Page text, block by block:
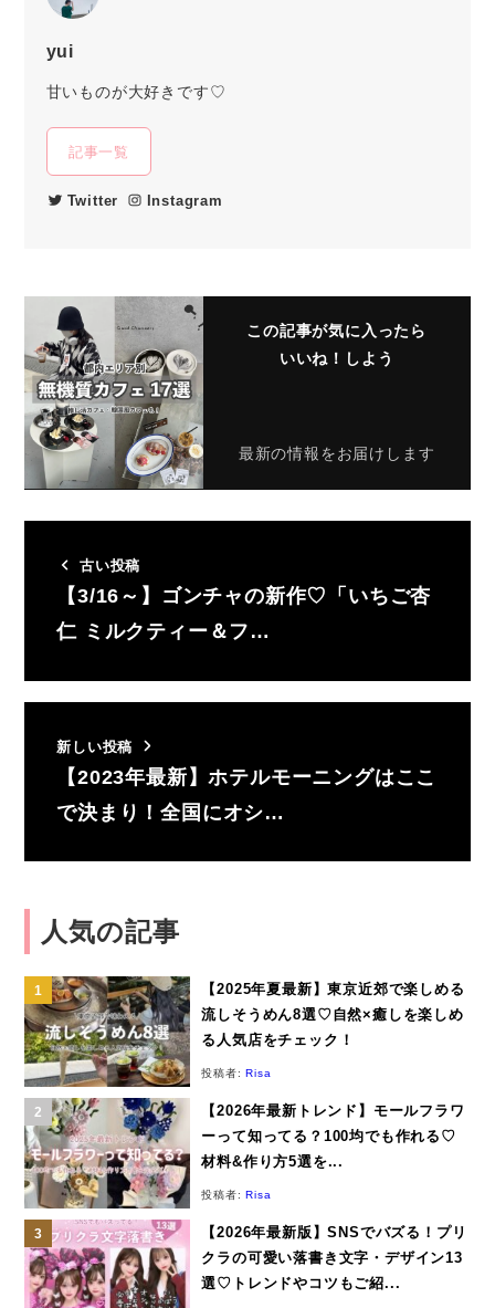
yui
甘いものが大好きです♡
記事一覧
Twitter Instagram
この記事が気に入ったら
いいね！しよう
最新の情報をお届けします
古い投稿
【3/16～】ゴンチャの新作♡「いちご杏
仁 ミルクティー＆フ…
新しい投稿
【2023年最新】ホテルモーニングはここ
で決まり！全国にオシ…
人気の記事
【2025年夏最新】東京近郊で楽しめる
流しそうめん8選♡自然×癒しを楽しめ
る人気店をチェック！
投稿者:Risa
【2026年最新トレンド】モールフラワ
ーって知ってる？100均でも作れる♡
材料&作り方5選を...
投稿者:Risa
【2026年最新版】SNSでバズる！プリ
クラの可愛い落書き文字・デザイン13
選♡トレンドやコツもご紹...